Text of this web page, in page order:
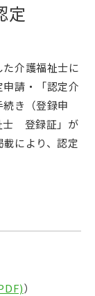
定
介護福祉士に
請・「認定介
き（登録申
士 登録証」が
により、認定
）